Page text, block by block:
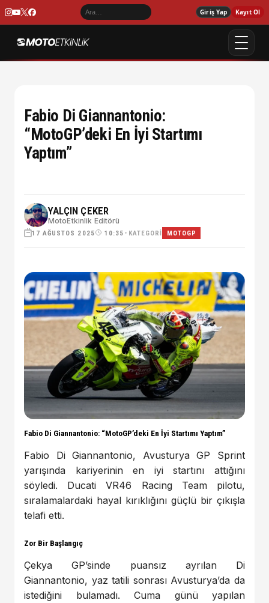
Giriş Yap Kayıt Ol
Fabio Di Giannantonio:
“MotoGP’deki En İyi Startımı
Yaptım”
YALÇIN ÇEKER
MotoEtkinlik Editörü
17 AĞUSTOS 2025 10:35 • KATEGORI MOTOGP
Fabio Di Giannantonio: “MotoGP’deki En İyi Startımı Yaptım”
Fabio Di Giannantonio, Avusturya GP Sprint
yarışında kariyerinin en iyi startını attığını
söyledi. Ducati VR46 Racing Team pilotu,
sıralamalardaki hayal kırıklığını güçlü bir çıkışla
telafi etti.
Zor Bir Başlangıç
Çekya GP’sinde puansız ayrılan Di
Giannantonio, yaz tatili sonrası Avusturya’da da
istediğini bulamadı. Cuma günü yapılan